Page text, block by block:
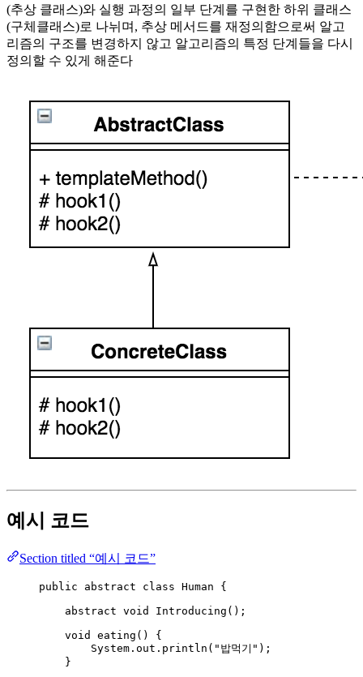
(추상 클래스)와 실행 과정의 일부 단계를 구현한 하위 클래스
(구체클래스)로 나뉘며, 추상 메서드를 재정의함으로써 알고
리즘의 구조를 변경하지 않고 알고리즘의 특정 단계들을 다시
정의할 수 있게 해준다
예시 코드
Section titled “예시 코드”
public abstract class Human {
abstract void Introducing () ;
void
eating ()
{
System . out . println ( " 밥먹기 " ) ;
}